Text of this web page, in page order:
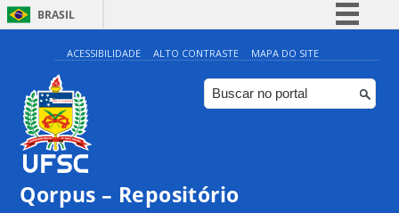
BRASIL
Simplifique!
Comunica BR
Participe
ACESSIBILIDADE ALTO CONTRASTE MAPA DO SITE
Qorpus – Repositório